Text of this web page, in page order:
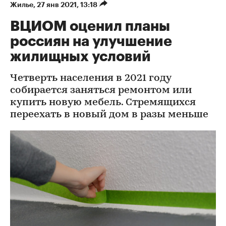
Жилье⁠, 27 янв 2021, 13:18
ВЦИОМ оценил планы
россиян на улучшение
жилищных условий
Четверть населения в 2021 году
собирается заняться ремонтом или
купить новую мебель. Стремящихся
переехать в новый дом в разы меньше